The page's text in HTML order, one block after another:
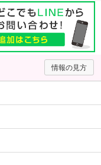
情報の見方